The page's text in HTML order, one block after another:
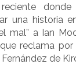
una historia
mal” a Ian
reclama
de